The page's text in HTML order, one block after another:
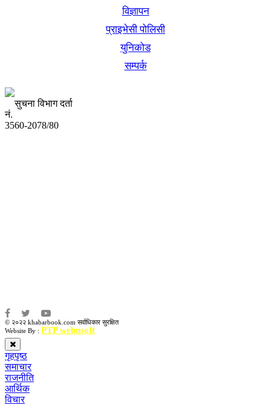
विज्ञापन
प्राइभेसी पोलिसी
युनिकोड
सम्पर्क
सुचना विभाग दर्ता
नं.
3560-2078/80
© २०२२ khabarbook.com सर्वाधिकार सुरक्षित
Website By : PTP webnsoft
गृहपृष्ठ
समाचार
राजनीति
आर्थिक
विचार